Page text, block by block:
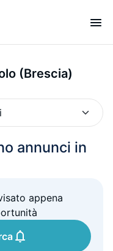
(Brescia)
annunci in
appena